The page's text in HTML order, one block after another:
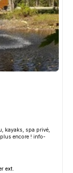
kayaks, spa privé,
encore ! info­
ext.